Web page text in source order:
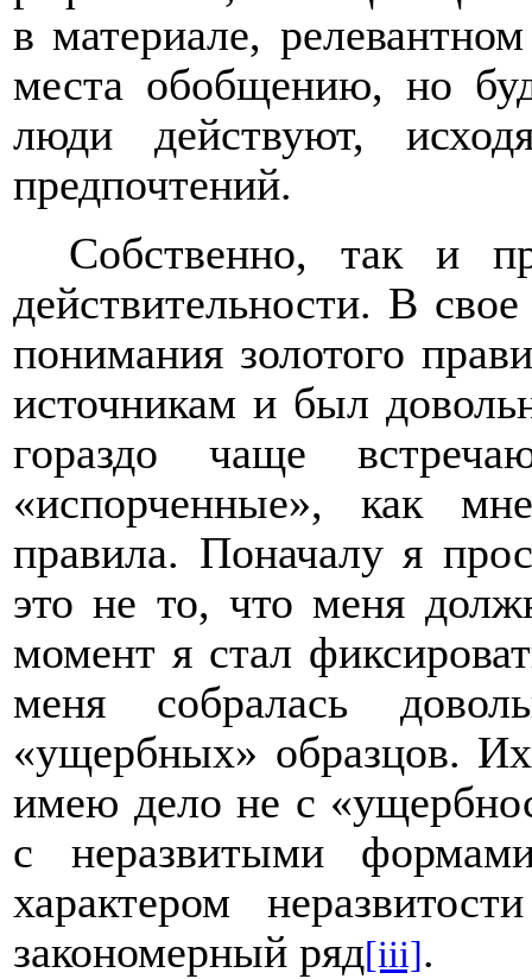
в материале,
места обобщению, но
люди действуют,
предпочтений.
Собственно, так и
действительности. В
понимания золотого
источникам и был
гораздо чаще
«испорченные», как
правила. Поначалу я
это не то, что меня
момент я стал
меня собралась
«ущербных» образцов.
имею дело не с
с неразвитыми
характером
закономерный ряд[iii].